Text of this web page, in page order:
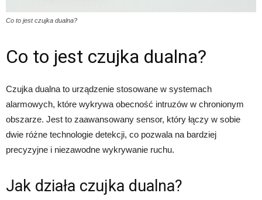
Co to jest czujka dualna?
Co to jest czujka dualna?
Czujka dualna to urządzenie stosowane w systemach
alarmowych, które wykrywa obecność intruzów w chronionym
obszarze. Jest to zaawansowany sensor, który łączy w sobie
dwie różne technologie detekcji, co pozwala na bardziej
precyzyjne i niezawodne wykrywanie ruchu.
Jak działa czujka dualna?